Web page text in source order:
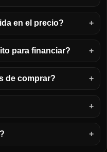
en el precio?
para financiar?
de comprar?